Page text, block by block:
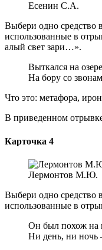
Есенин С.А.
Выбери одно средство
использованные в
алый свет зари…».
Выткался на
На бору со
Что это: метафора,
В приведенном
Карточка 4
Лермонтов М.Ю.
Выбери одно средство
использованные в
Он был похож на
Ни день, ни ночь